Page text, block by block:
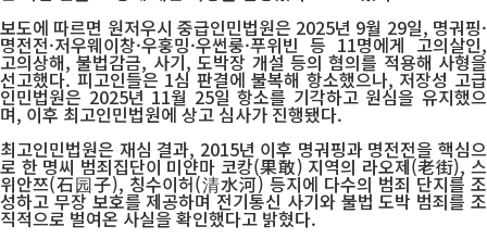
보도에 따르면 원저우시 중급인민법원은 2025년 9월 29일, 명궈핑·
명전전·저우웨이창·우훙밍·우썬룽·푸위빈 등 11명에게 고의살인,
고의상해, 불법감금, 사기, 도박장 개설 등의 혐의를 적용해 사형을
선고했다. 피고인들은 1심 판결에 불복해 항소했으나, 저장성 고급
인민법원은 2025년 11월 25일 항소를 기각하고 원심을 유지했으
며, 이후 최고인민법원에 상고 심사가 진행됐다.
최고인민법원은 재심 결과, 2015년 이후 명궈핑과 명전전을 핵심으
로 한 명씨 범죄집단이 미얀마 코캉(果敢) 지역의 라오제(老街), 스
위안쯔(石园子), 칭수이허(清水河) 등지에 다수의 범죄 단지를 조
성하고 무장 보호를 제공하며 전기통신 사기와 불법 도박 범죄를 조
직적으로 벌여온 사실을 확인했다고 밝혔다.